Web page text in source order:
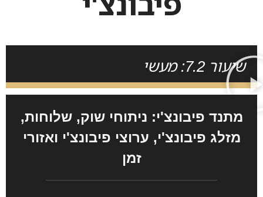
שיעור 7.2: מעשי
מתנד פיבונצ'י: ניתוחי שוק, שלוחות,
מזלג פיבונצ'י, ערוצי פיבונצ'י ואזורי
זמן